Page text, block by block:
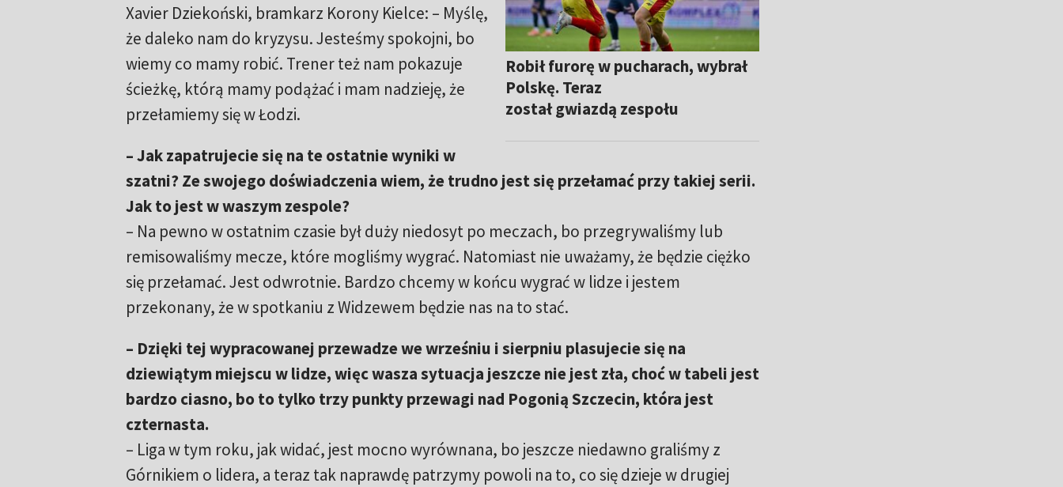
Robił furorę w pucharach, wybrał
Polskę. Teraz
został gwiazdą zespołu
Xavier Dziekoński, bramkarz Korony Kielce: – Myślę,
że daleko nam do kryzysu. Jesteśmy spokojni, bo
wiemy co mamy robić. Trener też nam pokazuje
ścieżkę, którą mamy podążać i mam nadzieję, że
przełamiemy się w Łodzi.
– Jak zapatrujecie się na te ostatnie wyniki w
szatni? Ze swojego doświadczenia wiem, że trudno jest się przełamać przy takiej serii.
Jak to jest w waszym zespole?
– Na pewno w ostatnim czasie był duży niedosyt po meczach, bo przegrywaliśmy lub
remisowaliśmy mecze, które mogliśmy wygrać. Natomiast nie uważamy, że będzie ciężko
się przełamać. Jest odwrotnie. Bardzo chcemy w końcu wygrać w lidze i jestem
przekonany, że w spotkaniu z Widzewem będzie nas na to stać.
– Dzięki tej wypracowanej przewadze we wrześniu i sierpniu plasujecie się na
dziewiątym miejscu w lidze, więc wasza sytuacja jeszcze nie jest zła, choć w tabeli jest
bardzo ciasno, bo to tylko trzy punkty przewagi nad Pogonią Szczecin, która jest
czternasta.
– Liga w tym roku, jak widać, jest mocno wyrównana, bo jeszcze niedawno graliśmy z
Górnikiem o lidera, a teraz tak naprawdę patrzymy powoli na to, co się dzieje w drugiej